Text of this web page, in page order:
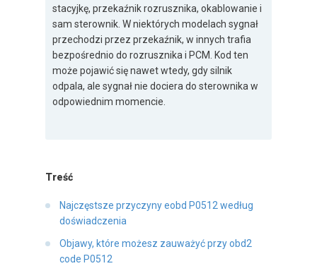
stacyjkę, przekaźnik rozrusznika, okablowanie i
sam sterownik. W niektórych modelach sygnał
przechodzi przez przekaźnik, w innych trafia
bezpośrednio do rozrusznika i PCM. Kod ten
może pojawić się nawet wtedy, gdy silnik
odpala, ale sygnał nie dociera do sterownika w
odpowiednim momencie.
Treść
Najczęstsze przyczyny eobd P0512 według
doświadczenia
Objawy, które możesz zauważyć przy obd2
code P0512